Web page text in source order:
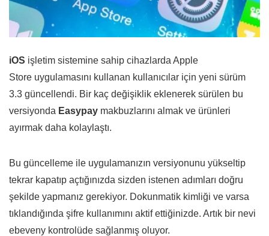
iOS işletim sistemine sahip cihazlarda Apple
Store uygulamasını kullanan kullanıcılar için yeni sürüm
3.3 güncellendi. Bir kaç değişiklik eklenerek sürülen bu
versiyonda Easypay makbuzlarını almak ve ürünleri
ayırmak daha kolaylaştı.
Bu güncelleme ile uygulamanızın versiyonunu yükseltip
tekrar kapatıp açtığınızda sizden istenen adımları doğru
şekilde yapmanız gerekiyor. Dokunmatik kimliği ve varsa
tıklandığında şifre kullanımını aktif ettiğinizde. Artık bir nevi
ebeveny kontrolüde sağlanmış oluyor.